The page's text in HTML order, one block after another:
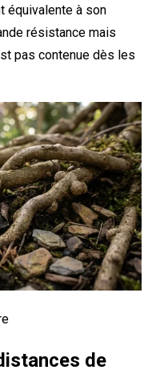
équivalente à son
résistance mais
pas contenue dès les
de